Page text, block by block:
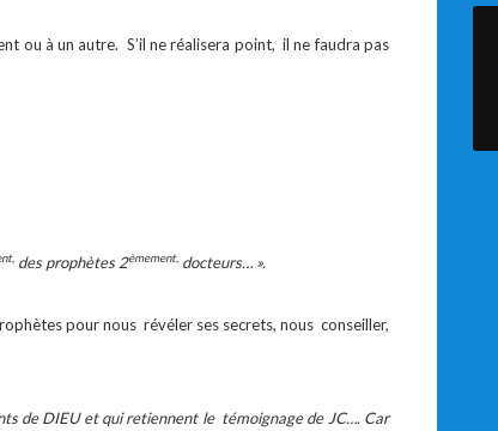
ou à un autre. S’il ne réalisera point, il ne faudra pas
des prophètes 2èmement, docteurs… ».
pour nous révéler ses secrets, nous conseiller,
de DIEU et qui retiennent le témoignage de JC…. Car